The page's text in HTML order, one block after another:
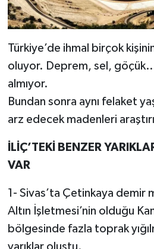
Türkiye’de ihmal birçok
oluyor. Deprem, sel,
almıyor.
Bundan sonra aynı felaket
arz edecek madenleri
İLİÇ’TEKİ BENZER
VAR
1- Sivas’ta Çetinkaya demir
Altın İşletmesi’nin olduğu
bölgesinde fazla toprak